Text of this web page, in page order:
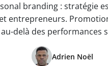
branding : stratégie
entrepreneurs.
delà des performances
Adrien Noël